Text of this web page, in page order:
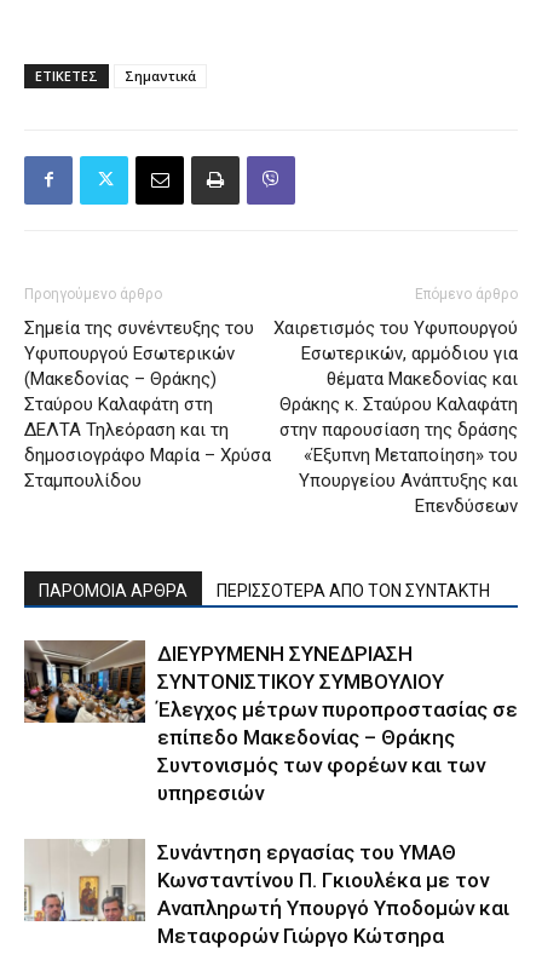
ΕΤΙΚΕΤΕΣ Σημαντικά
Προηγούμενο άρθρο
Σημεία της συνέντευξης του
Υφυπουργού Εσωτερικών
(Μακεδονίας – Θράκης)
Σταύρου Καλαφάτη στη
ΔΕΛΤΑ Τηλεόραση και τη
δημοσιογράφο Μαρία – Χρύσα
Σταμπουλίδου
Επόμενο άρθρο
Χαιρετισμός του Υφυπουργού
Εσωτερικών, αρμόδιου για
θέματα Μακεδονίας και
Θράκης κ. Σταύρου Καλαφάτη
στην παρουσίαση της δράσης
«Έξυπνη Μεταποίηση» του
Υπουργείου Ανάπτυξης και
Επενδύσεων
ΠΑΡΟΜΟΙΑ ΑΡΘΡΑ ΠΕΡΙΣΣΟΤΕΡΑ ΑΠΟ ΤΟΝ ΣΥΝΤΑΚΤΗ
ΔΙΕΥΡΥΜΕΝΗ ΣΥΝΕΔΡΙΑΣΗ
ΣΥΝΤΟΝΙΣΤΙΚΟΥ ΣΥΜΒΟΥΛΙΟΥ
Έλεγχος μέτρων πυροπροστασίας σε
επίπεδο Μακεδονίας – Θράκης
Συντονισμός των φορέων και των
υπηρεσιών
Συνάντηση εργασίας του ΥΜΑΘ
Κωνσταντίνου Π. Γκιουλέκα με τον
Αναπληρωτή Υπουργό Υποδομών και
Μεταφορών Γιώργο Κώτσηρα